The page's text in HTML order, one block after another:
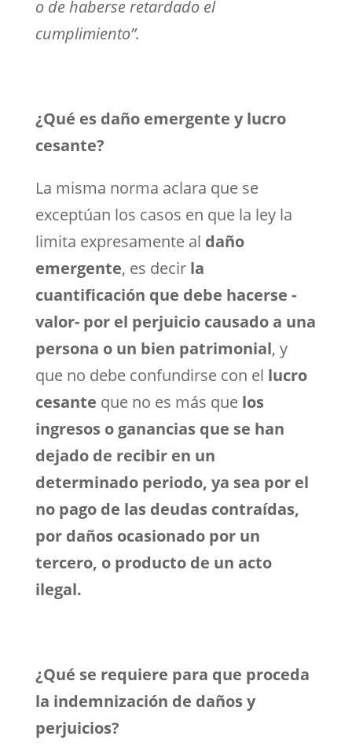
o de haberse retardado el
cumplimiento”.
¿Qué es daño emergente y lucro
cesante?
La misma norma aclara que se
exceptúan los casos en que la ley la
limita expresamente al daño
emergente, es decir la
cuantificación que debe hacerse -
valor- por el perjuicio causado a una
persona o un bien patrimonial, y
que no debe confundirse con el lucro
cesante que no es más que los
ingresos o ganancias que se han
dejado de recibir en un
determinado periodo, ya sea por el
no pago de las deudas contraídas,
por daños ocasionado por un
tercero, o producto de un acto
ilegal.
¿Qué se requiere para que proceda
la indemnización de daños y
perjuicios?